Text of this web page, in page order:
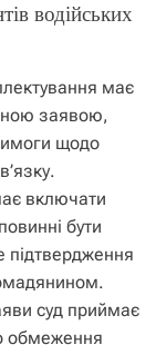
водійських
має
заявою,
щодо
включати
бути
підтвердження
суд приймає
обмеження